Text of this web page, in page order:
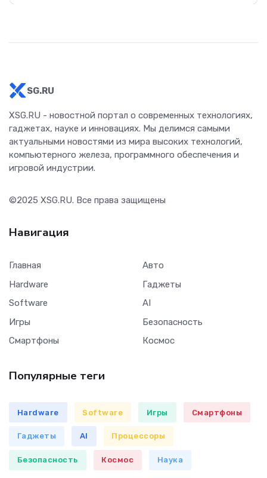
SG.RU
XSG.RU - новостной портал о современных технологиях,
гаджетах, науке и инновациях. Мы делимся самыми
актуальными новостями из мира высоких технологий,
компьютерного железа, программного обеспечения и
игровой индустрии.
©2025 XSG.RU. Все права защищены
Навигация
Главная
Hardware
Software
Игры
Смартфоны
Авто
Гаджеты
AI
Безопасность
Космос
Популярные теги
Hardware Software Игры Смартфоны
Гаджеты AI Процессоры
Безопасность Космос Наука